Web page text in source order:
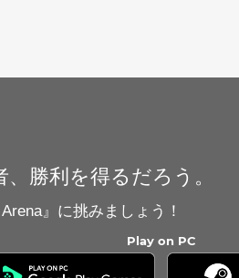
勝利を得るだろう。
』に挑みましょう！
Play on PC